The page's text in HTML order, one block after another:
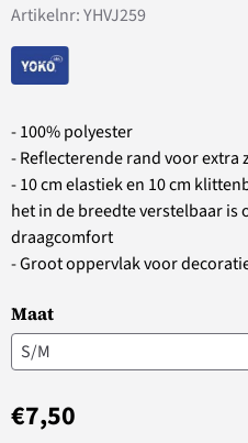
Artikelnr:YHVJ259
- 100% polyester
- Reflecterende rand voor extra
- 10 cm elastiek en 10 cm
het in de breedte verstelbaar is
draagcomfort
- Groot oppervlak voor
Maat
€7,50